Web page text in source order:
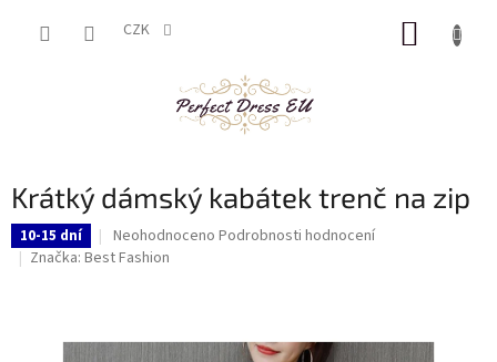
CZK
Krátký dámský kabátek trenč na zip
10-15 dní
Průměrné
hodnocení
z
Neohodnoceno Podrobnosti hodnocení
Značka: Best Fashion